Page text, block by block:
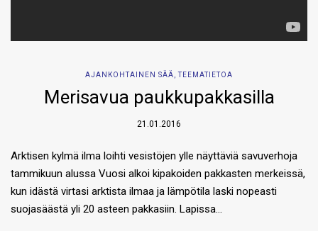
AJANKOHTAINEN SÄÄ ,TEEMATIETOA
Merisavua paukkupakkasilla
21.01.2016
Arktisen kylmä ilma loihti vesistöjen ylle näyttäviä savuverhoja
tammikuun alussa Vuosi alkoi kipakoiden pakkasten merkeissä,
kun idästä virtasi arktista ilmaa ja lämpötila laski nopeasti
suojasäästä yli 20 asteen pakkasiin. Lapissa…